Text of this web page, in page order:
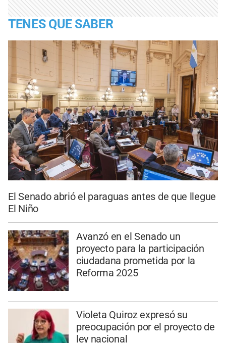
TENES QUE SABER
El Senado abrió el paraguas antes de que llegue
El Niño
Avanzó en el Senado un
proyecto para la participación
ciudadana prometida por la
Reforma 2025
Violeta Quiroz expresó su
preocupación por el proyecto de
ley nacional